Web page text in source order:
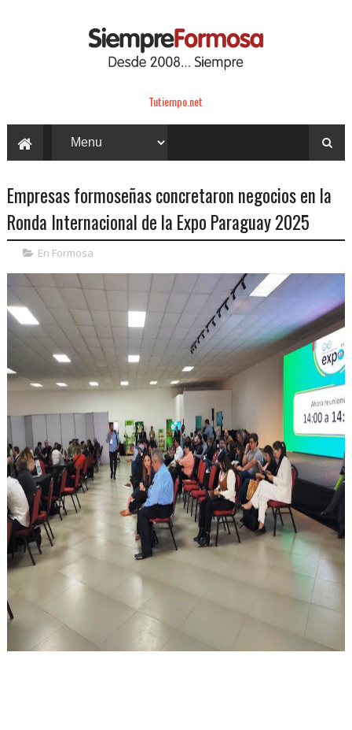
Tutiempo.net
Empresas formoseñas concretaron negocios en la
Ronda Internacional de la Expo Paraguay 2025
En Formosa